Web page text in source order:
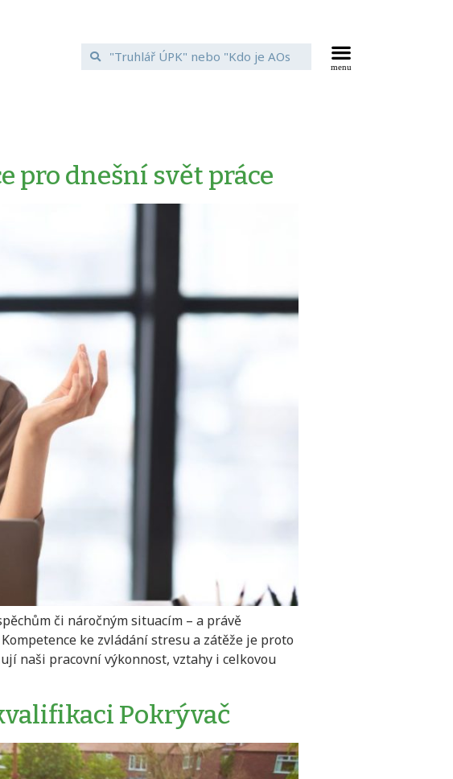
pro dnešní svět práce
či náročným situacím – a právě
ke zvládání stresu a zátěže je proto
naši pracovní výkonnost, vztahy i celkovou
Pokrývač